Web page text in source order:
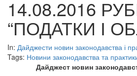
14.08.2016
“ПОДАТКИ І
In: Дайджести новин законодавства і
Tags: Новини законодавства та
Дайджест новин